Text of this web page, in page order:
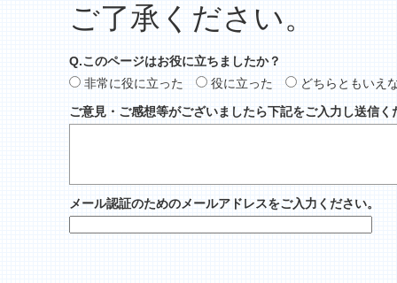
ご了承ください。
Q.このページはお役に立ちましたか？
非常に役に立った
役に立った
どちらともいえ
ご意見・ご感想等がございましたら下記をご入力し送信く
メール認証のためのメールアドレスをご入力ください。